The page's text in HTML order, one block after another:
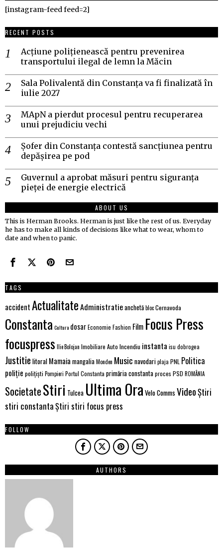
[instagram-feed feed=2]
RECENT POSTS
Acțiune polițienească pentru prevenirea
transportului ilegal de lemn la Măcin
Sala Polivalentă din Constanța va fi finalizată în
iulie 2027
MApN a pierdut procesul pentru recuperarea
unui prejudiciu vechi
Șofer din Constanța contestă sancțiunea pentru
depășirea pe pod
Guvernul a aprobat măsuri pentru siguranța
pieței de energie electrică
ABOUT US
This is Herman Brooks. Herman is just like the rest of us. Everyday
he has to make all kinds of decisions like what to wear, whom to
date and when to panic.
TAGS
accidentActualitateAdministratieanchetăblocCernavoda
Constanta Cultura dosarEconomie Fashion Film Focus Press
focuspress Ilie Bolojan Imobiliare Auto Incendiu instanta isu dobrogea
Justitie litoral Mamaia mangaliaMonden Music navodariplaja PNL Politica
poliție polițiști Pompieri Portul Constanta primăria constantaproces PSD ROMÂNIA
SocietateStiri Tulcea Ultima Ora Velo Comms VideoȘtiri
stiri constantaȘtiri stiri focus press
FOLLOW
AUTHORS